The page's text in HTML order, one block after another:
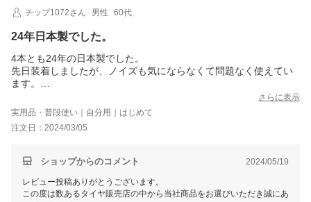
チップ1072さん
男性 60代
24年日本製でした。
4本とも24年の日本製でした。
先日装着しましたが、ノイズも気にならなくて問題なく使えてい
ます。
さらに表示
実用品・普段使い｜自分用｜はじめて
注文日：2024/03/05
ショップからのコメント 2024/05/19
レビュー投稿ありがとうございます。
この度は数あるタイヤ販売店の中から当社商品をお選びいただき誠にあ